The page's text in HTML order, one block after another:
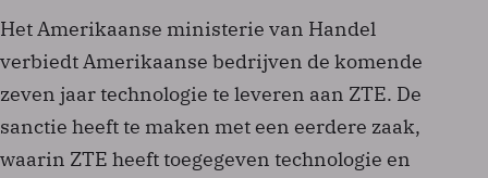
Het Amerikaanse ministerie van Handel
verbiedt Amerikaanse bedrijven de komende
zeven jaar technologie te leveren aan ZTE. De
sanctie heeft te maken met een eerdere zaak,
waarin ZTE heeft toegegeven technologie en